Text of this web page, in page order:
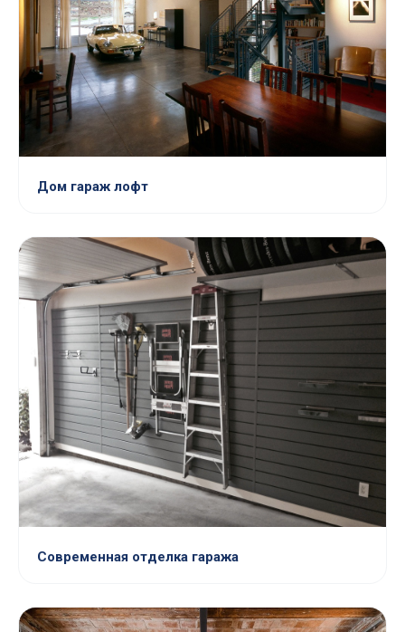
Дом гараж лофт
Современная отделка гаража